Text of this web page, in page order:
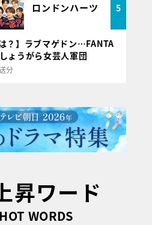
ロンドンハーツ 5
？】ラブマゲドン…FANTA
ょうがら女芸人軍団
分
昇ワード
HOT WORDS